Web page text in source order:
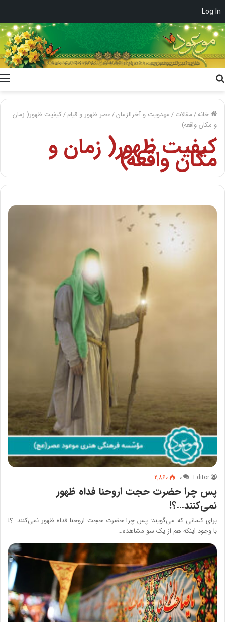
Log In
خانه/مقالات/مهدویت و آخرالزمان/عصر ظهور و قیام/کیفیت ظهور( زمان
و مکان واقعه)
کیفیت ظهور( زمان و
مکان واقعه)
Editor ۰ 2,860
پس چرا حضرت حجت اروحنا فداه ظهور
نمی‌کنند…؟!
برای کسانی که می‌گویند: پس چرا حضرت حجت اروحنا فداه ظهور نمی‌کنند…؟!
با وجود اینکه هم از یک ‌سو مشاهده…